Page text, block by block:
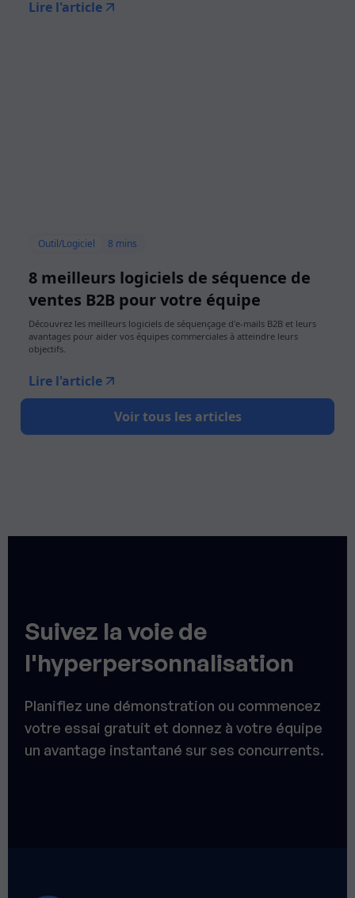
Lire l'article
Outil/Logiciel 8 mins
8 meilleurs logiciels de séquence de
ventes B2B pour votre équipe
Découvrez les meilleurs logiciels de séquençage d'e-mails B2B et leurs
avantages pour aider vos équipes commerciales à atteindre leurs
objectifs.
Lire l'article
Voir tous les articles
Suivez la voie de
l'hyperpersonnalisation
Planifiez une démonstration ou commencez
votre essai gratuit et donnez à votre équipe
un avantage instantané sur ses concurrents.